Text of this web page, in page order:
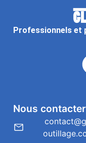
Professionnels et
Nous contacter